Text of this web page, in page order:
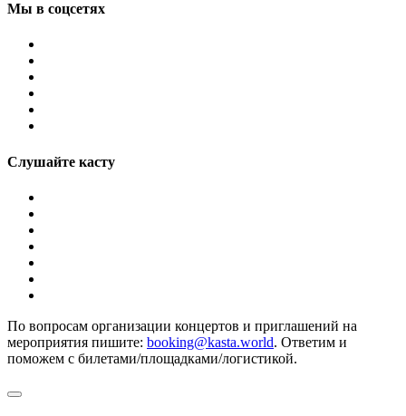
Мы в соцсетях
Слушайте касту
По вопросам организации концертов и приглашений на
мероприятия пишите: booking@kasta.world. Ответим и
поможем с билетами/площадками/логистикой.